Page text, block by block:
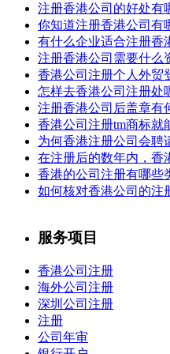
注册香港公司的好处有
你知道注册香港公司有
有什么企业适合注册香
注册香港公司需要什么
香港公司注册个人外贸
怎样去香港公司注册处
注册香港公司后盖章有
香港公司注册tm商标就
为何香港注册公司会聘
在注册后的数年内，香
香港的公司注册有哪些
如何核对香港公司的注
服务项目
香港公司注册
海外公司注册
深圳公司注册
注册
公司年审